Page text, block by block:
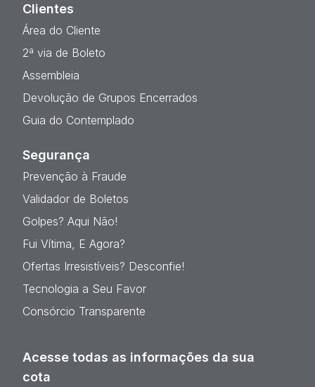
Clientes
Área do Cliente
2ª via de Boleto
Assembleia
Devolução de Grupos Encerrados
Guia do Contemplado
Segurança
Prevenção à Fraude
Validador de Boletos
Golpes? Aqui Não!
Fui Vítima, E Agora?
Ofertas Irresistíveis? Desconfie!
Tecnologia a Seu Favor
Consórcio Transparente
Acesse todas as informações da sua
cota